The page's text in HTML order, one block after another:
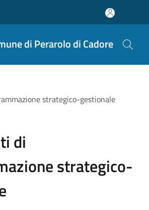
di Perarolo di Cadore
strategico-gestionale
di
strategico-